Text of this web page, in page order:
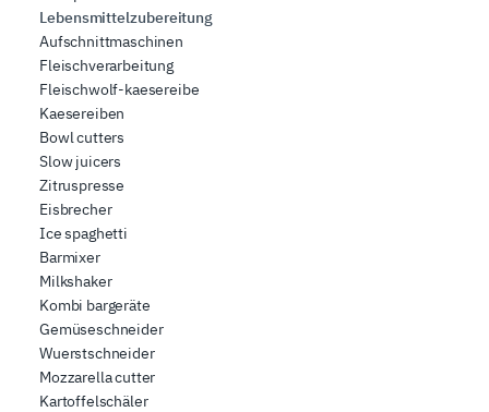
Lebensmittelzubereitung
Aufschnittmaschinen
Fleischverarbeitung
Fleischwolf-kaesereibe
Kaesereiben
Bowl cutters
Slow juicers
Zitruspresse
Eisbrecher
Ice spaghetti
Barmixer
Milkshaker
Kombi bargeräte
Gemüseschneider
Wuerstschneider
Mozzarella cutter
Kartoffelschäler